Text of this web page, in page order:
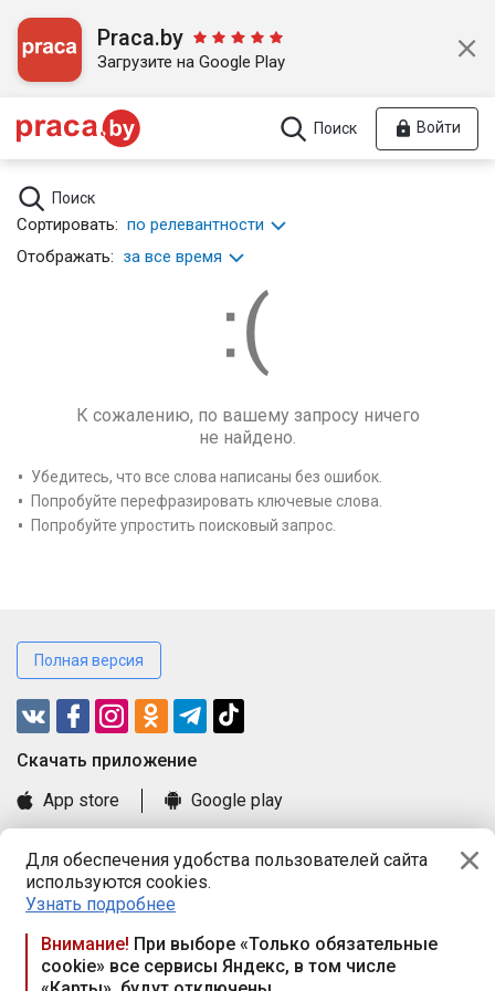
Для обеспечения удобства пользователей сайта
используются cookies.
Узнать подробнее
Внимание! При выборе «Только обязательные
cookie» все сервисы Яндекс, в том числе
Praca.by
Загрузите на Google Play
Поиск Войти
Поиск
Сортировать: по релевантности
Отображать: за все время
К сожалению, по вашему запросу ничего
не найдено.
Убедитесь, что все слова написаны без ошибок.
Попробуйте перефразировать ключевые слова.
Попробуйте упростить поисковый запрос.
Полная версия
Cкачать приложение
App store
Google play
Книга замечаний и предложений
Правила и документы
Praca.by © 2000—2026, ООО «ПРАЦА БАЙ»
Республика Беларусь, 220114, г. Минск, пр-т Независимости
117а, пом. № 9.